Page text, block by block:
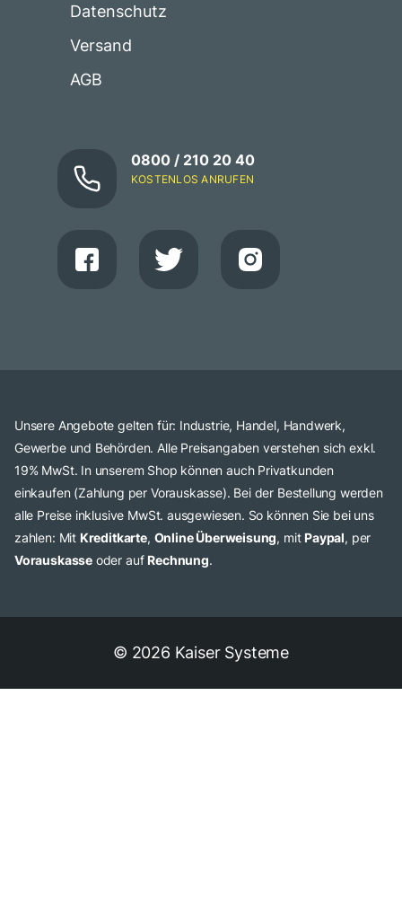
Datenschutz
Versand
AGB
0800 / 210 20 40
KOSTENLOS ANRUFEN
Unsere Angebote gelten für: Industrie, Handel, Handwerk,
Gewerbe und Behörden. Alle Preisangaben verstehen sich exkl.
19% MwSt. In unserem Shop können auch Privatkunden
einkaufen (Zahlung per Vorauskasse). Bei der Bestellung werden
alle Preise inklusive MwSt. ausgewiesen. So können Sie bei uns
zahlen: Mit Kreditkarte, Online Überweisung, mit Paypal, per
Vorauskasse oder auf Rechnung.
© 2026 Kaiser Systeme